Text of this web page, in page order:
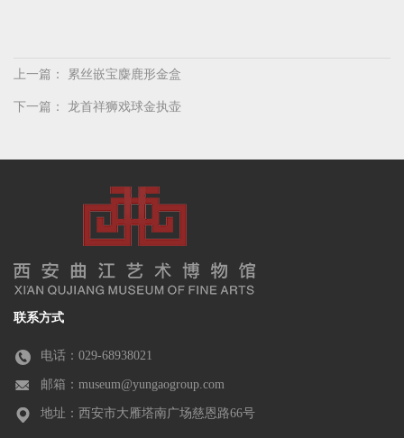
上一篇： 累丝嵌宝麋鹿形金盒
下一篇： 龙首祥狮戏球金执壶
联系方式
电话：029-68938021
邮箱：museum@yungaogroup.com
地址：西安市大雁塔南广场慈恩路66号